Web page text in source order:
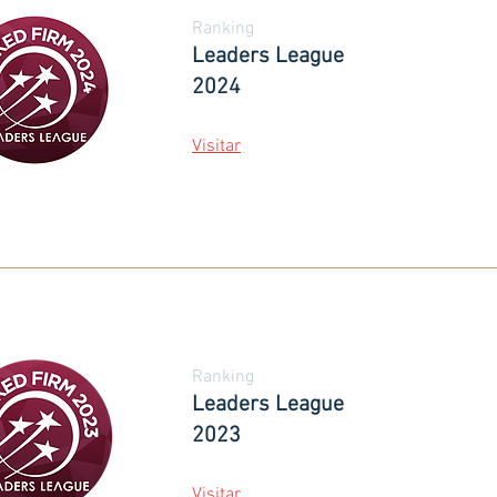
Ranking
Leaders League
2024
Visitar
Ranking
Leaders League
2023